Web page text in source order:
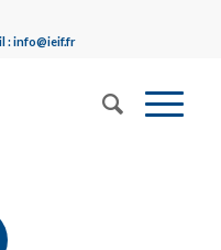
: info@ieif.fr